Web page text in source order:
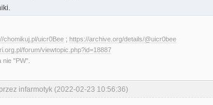
chomikuj.pl/uicr0Bee ; https://archive.org/details/@uicr0bee
forum/viewtopic.php?id=18887
nie "PW".
infarmotyk (2022-02-23 10:56:36)